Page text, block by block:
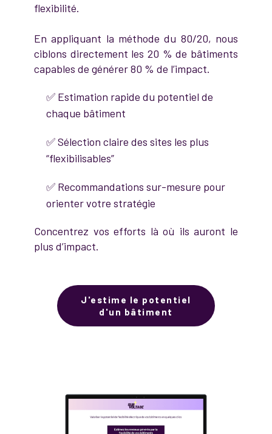
flexibilité.
En appliquant la méthode du 80/20, nous
ciblons directement les 20 % de bâtiments
capables de générer 80 % de l’impact.
✅ Estimation rapide du potentiel de
chaque bâtiment
✅ Sélection claire des sites les plus
“flexibilisables”
✅ Recommandations sur-mesure pour
orienter votre stratégie
Concentrez vos efforts là où ils auront le
plus d’impact.
J'estime le potentiel
d'un bâtiment